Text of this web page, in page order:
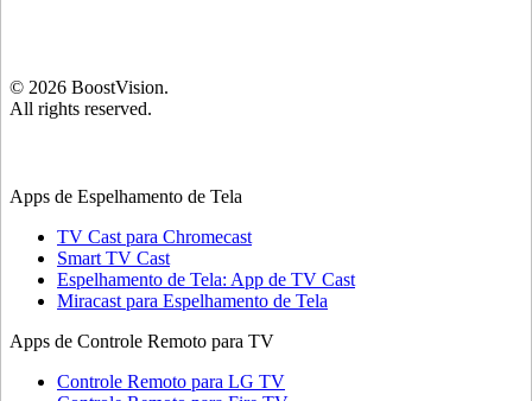
© 2026 BoostVision.
All rights reserved.
Apps de Espelhamento de Tela
TV Cast para Chromecast
Smart TV Cast
Espelhamento de Tela: App de TV Cast
Miracast para Espelhamento de Tela
Apps de Controle Remoto para TV
Controle Remoto para LG TV